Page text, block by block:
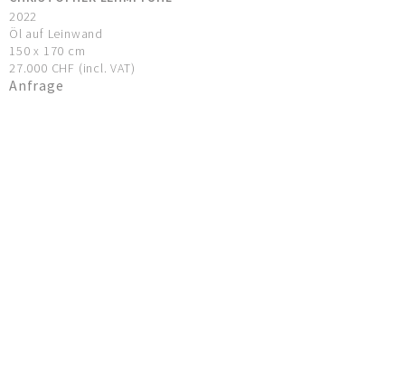
2022
Öl auf Leinwand
150 x 170 cm
27.000 CHF (incl. VAT)
Anfrage